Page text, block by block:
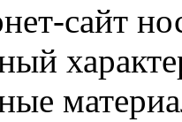
сайт